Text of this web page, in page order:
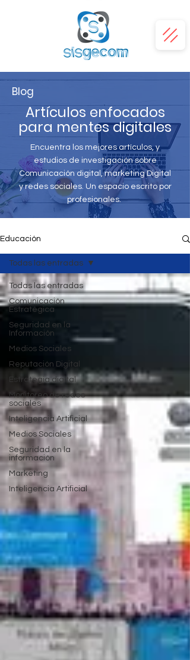
Blog
Artículos enfocados
para mentes digitales
Encuentra los mejores artículos, y
estudios de investigación sobre
Comunicación digital, marketing Digital
y redes sociales. Un espacio escrito por
profesionales.
Educación
Todas las entradas
Comunicación
Estratégica
Seguridad en la
Información
Medios Sociales
Reputación Digital
Estrategia digital
Monitoreo de redes
sociales
Inteligencia Artificial
Medios Sociales
Seguridad en la
información
Marketing
Inteligencia Artificial
Todas las entradas